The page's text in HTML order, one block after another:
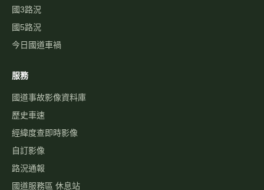
即時影像
即時路況地圖
國道路況
警廣即時路況
天氣觀測
高乘載管制
國道壅塞排行
資訊可變標誌
國1路況
國3路況